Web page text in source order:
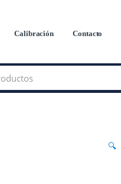
Calibración Contacto
🔍